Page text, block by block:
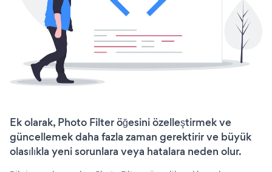
Ek olarak, Photo Filter öğesini özelleştirmek ve
güncellemek daha fazla zaman gerektirir ve büyük
olasılıkla yeni sorunlara veya hatalara neden olur.